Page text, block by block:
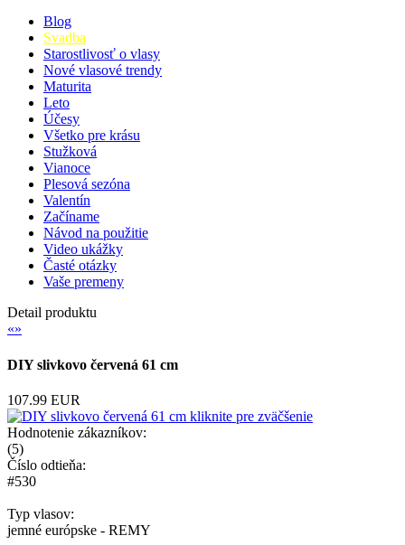
Blog
Svadba
Starostlivosť o vlasy
Nové vlasové trendy
Maturita
Leto
Účesy
Všetko pre krásu
Stužková
Vianoce
Plesová sezóna
Valentín
Začíname
Návod na použitie
Video ukážky
Časté otázky
Vaše premeny
Detail produktu
«»
DIY slivkovo červená 61 cm
107.99 EUR
kliknite pre zväčšenie
Hodnotenie zákazníkov:
(5)
Číslo odtieňa:
#530
Typ vlasov:
jemné európske - REMY